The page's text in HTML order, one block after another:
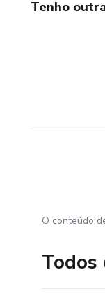
Tenho
O conteúdo
Todos